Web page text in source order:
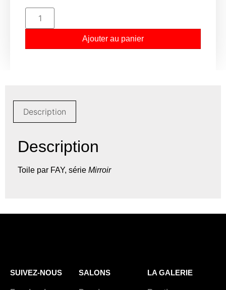
Ajouter au panier
Description
Description
Toile par FAY, série Mirroir
SUIVEZ-NOUS SALONS LA GALERIE